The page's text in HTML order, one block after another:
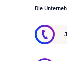
Über
Die